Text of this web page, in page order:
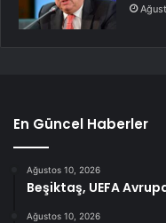
En Güncel Haberler
Ağustos 10, 2026
Beşiktaş, UEFA
Ağustos 10, 2026